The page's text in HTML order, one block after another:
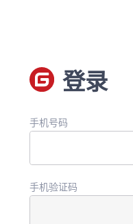
登录
手机号码
手机验证码